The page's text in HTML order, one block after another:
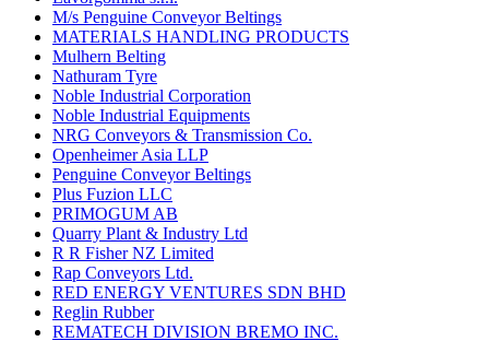
M/s Penguine Conveyor Beltings
MATERIALS HANDLING PRODUCTS
Mulhern Belting
Nathuram Tyre
Noble Industrial Corporation
Noble Industrial Equipments
NRG Conveyors & Transmission Co.
Openheimer Asia LLP
Penguine Conveyor Beltings
Plus Fuzion LLC
PRIMOGUM AB
Quarry Plant & Industry Ltd
R R Fisher NZ Limited
Rap Conveyors Ltd.
RED ENERGY VENTURES SDN BHD
Reglin Rubber
REMATECH DIVISION BREMO INC.